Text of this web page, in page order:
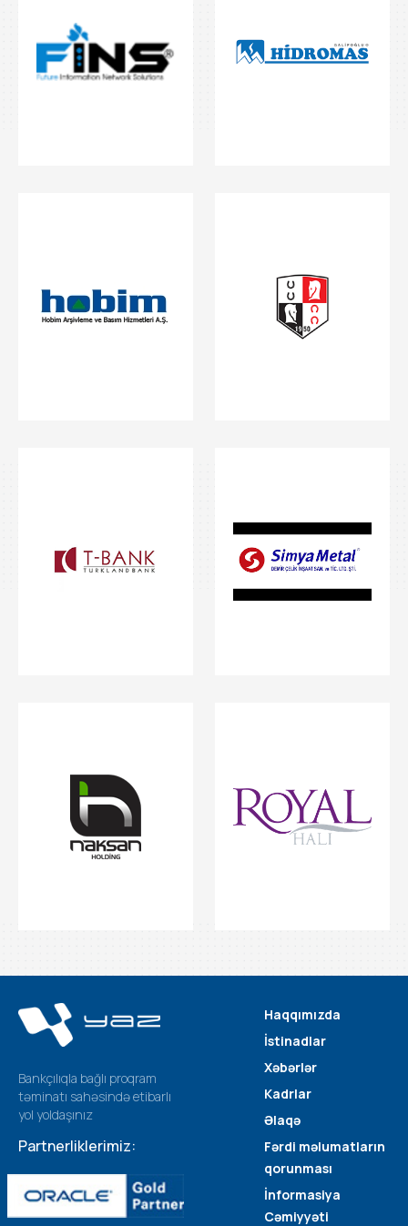
Bankçılıqla bağlı proqram
təminatı sahəsində etibarlı
yol yoldaşınız
Partnerliklerimiz:
Haqqımızda
İstinadlar
Xəbərlər
Kadrlar
Əlaqə
Fərdi məlumatların
qorunması
İnformasiya
Cəmiyyəti